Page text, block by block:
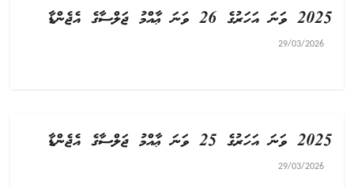
2025 ވަނަ އަހަރުގެ 26 ވަނަ ޢާއްމު ޖަލްސާގެ އެޖެންޑާ
29/03/2026
2025 ވަނަ އަހަރުގެ 25 ވަނަ ޢާއްމު ޖަލްސާގެ އެޖެންޑާ
29/03/2026